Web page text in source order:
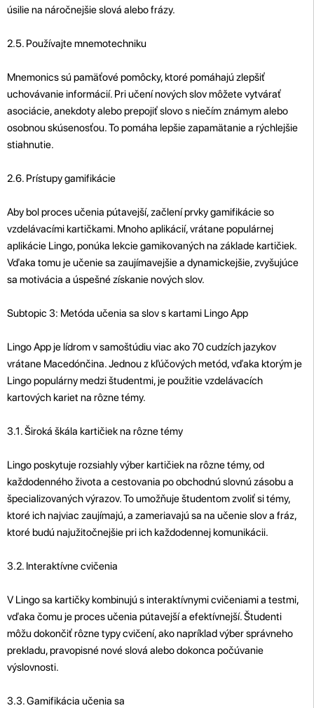
úsilie na náročnejšie slová alebo frázy.
2.5. Používajte mnemotechniku
Mnemonics sú pamäťové pomôcky, ktoré pomáhajú zlepšiť
uchovávanie informácií. Pri učení nových slov môžete vytvárať
asociácie, anekdoty alebo prepojiť slovo s niečím známym alebo
osobnou skúsenosťou. To pomáha lepšie zapamätanie a rýchlejšie
stiahnutie.
2.6. Prístupy gamifikácie
Aby bol proces učenia pútavejší, začlení prvky gamifikácie so
vzdelávacími kartičkami. Mnoho aplikácií, vrátane populárnej
aplikácie Lingo, ponúka lekcie gamikovaných na základe kartičiek.
Vďaka tomu je učenie sa zaujímavejšie a dynamickejšie, zvyšujúce
sa motivácia a úspešné získanie nových slov.
Subtopic 3: Metóda učenia sa slov s kartami Lingo App
Lingo App je lídrom v samoštúdiu viac ako 70 cudzích jazykov
vrátane Macedónčina. Jednou z kľúčových metód, vďaka ktorým je
Lingo populárny medzi študentmi, je použitie vzdelávacích
kartových kariet na rôzne témy.
3.1. Široká škála kartičiek na rôzne témy
Lingo poskytuje rozsiahly výber kartičiek na rôzne témy, od
každodenného života a cestovania po obchodnú slovnú zásobu a
špecializovaných výrazov. To umožňuje študentom zvoliť si témy,
ktoré ich najviac zaujímajú, a zameriavajú sa na učenie slov a fráz,
ktoré budú najužitočnejšie pri ich každodennej komunikácii.
3.2. Interaktívne cvičenia
V Lingo sa kartičky kombinujú s interaktívnymi cvičeniami a testmi,
vďaka čomu je proces učenia pútavejší a efektívnejší. Študenti
môžu dokončiť rôzne typy cvičení, ako napríklad výber správneho
prekladu, pravopisné nové slová alebo dokonca počúvanie
výslovnosti.
3.3. Gamifikácia učenia sa